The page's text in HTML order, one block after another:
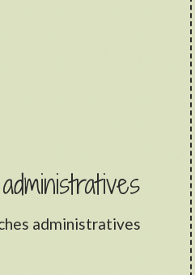
administratives